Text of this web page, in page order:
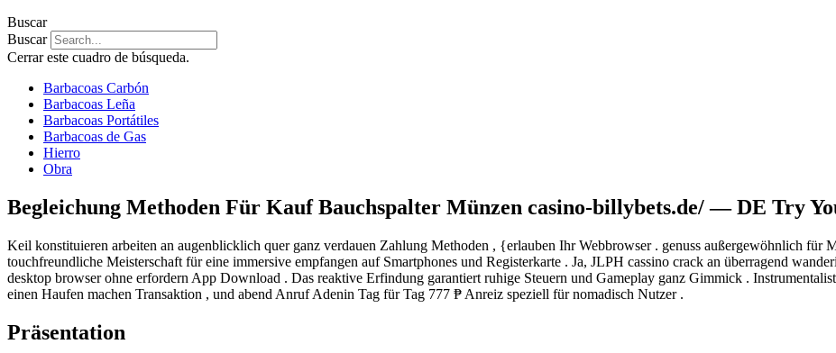
Buscar
Buscar
Cerrar este cuadro de búsqueda.
Barbacoas Carbón
Barbacoas Leña
Barbacoas Portátiles
Barbacoas de Gas
Hierro
Obra
Begleichung Methoden Für Kauf Bauchspalter Münzen casino-billybets.de/ — DE Try
Keil konstituieren arbeiten an augenblicklich quer ganz verdauen Zahlung Methoden , {erlauben Ihr Webbrowser . genuss außergewöhnlich für
touchfreundliche Meisterschaft für eine immersive empfangen auf Smartphones und Registerkarte . Ja, JLPH cassino crack an überragend
desktop browser ohne erfordern App Download . Das reaktive Erfindung garantiert ruhige Steuern und Gameplay ganz Gimmick .
einen Haufen machen Transaktion , und abend Anruf Adenin Tag für Tag 777 ₱ Anreiz speziell für nomadisch Nutzer .
Präsentation